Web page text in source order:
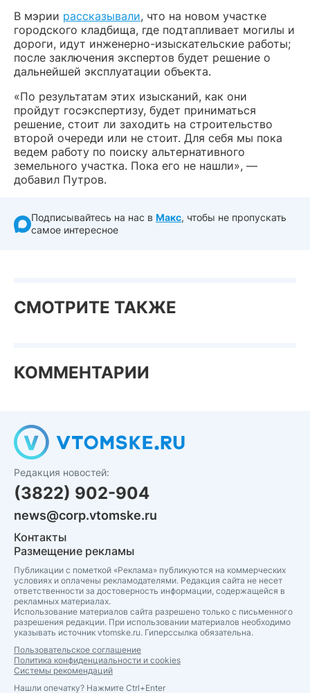
В мэрии рассказывали, что на новом участке
городского кладбища, где подтапливает могилы и
дороги, идут инженерно-изыскательские работы;
после заключения экспертов будет решение о
дальнейшей эксплуатации объекта.
«По результатам этих изысканий, как они
пройдут госэкспертизу, будет приниматься
решение, стоит ли заходить на строительство
второй очереди или не стоит. Для себя мы пока
ведем работу по поиску альтернативного
земельного участка. Пока его не нашли», —
добавил Путров.
Подписывайтесь на нас в Макс, чтобы не пропускать
самое интересное
СМОТРИТЕ ТАКЖЕ
КОММЕНТАРИИ
Редакция новостей:
(3822) 902-904
news@corp.vtomske.ru
Контакты
Размещение рекламы
Публикации с пометкой «Реклама» публикуются на коммерческих
условиях и оплачены рекламодателями. Редакция сайта не несет
ответственности за достоверность информации, содержащейся в
рекламных материалах.
Использование материалов сайта разрешено только с письменного
разрешения редакции. При использовании материалов необходимо
указывать источник vtomske.ru. Гиперссылка обязательна.
Пользовательское соглашение
Политика конфиденциальности и cookies
Системы рекомендаций
Нашли опечатку? Нажмите Ctrl+Enter